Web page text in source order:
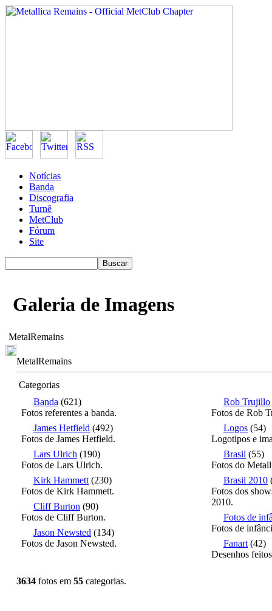
Notícias
Banda
Discografia
Turnê
MetClub
Fórum
Site
Galeria de Imagens
MetalRemains
MetalRemains
Categorias
Banda (621)
Fotos referentes a banda.
James Hetfield (492)
Fotos de James Hetfield.
Lars Ulrich (190)
Fotos de Lars Ulrich.
Kirk Hammett (230)
Fotos de Kirk Hammett.
Cliff Burton (90)
Fotos de Cliff Burton.
Jason Newsted (134)
Fotos de Jason Newsted.
Rob Trujillo
Fotos de Rob
Logos (54)
Logotipos e
Brasil (55)
Fotos do
Brasil 2010
Fotos dos
2010.
Fotos de
Fotos de
Fanart (42)
Desenhos
3634 fotos em 55 categorias.